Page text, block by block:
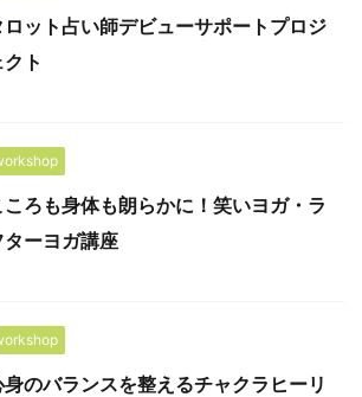
ロット占い師デビューサポートプロジ
クト
ころも身体も朗らかに！笑いヨガ・ラ
ターヨガ講座
身のバランスを整えるチャクラヒーリ